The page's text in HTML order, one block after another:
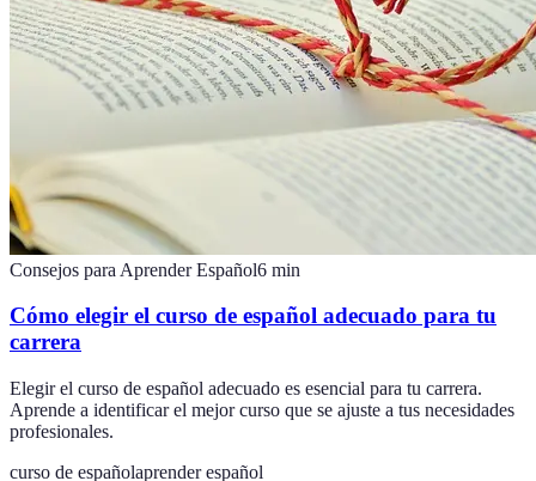
Consejos para Aprender Español6 min
Cómo elegir el curso de español adecuado para tu
carrera
Elegir el curso de español adecuado es esencial para tu carrera.
Aprende a identificar el mejor curso que se ajuste a tus necesidades
profesionales.
curso de españolaprender español